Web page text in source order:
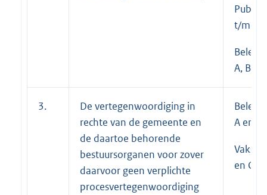
t/m E;
A, B en
3.
De vertegenwoordiging in
rechte van de gemeente en
de daartoe behorende
bestuursorganen voor zover
daarvoor geen verplichte
procesvertegenwoordiging
A en B;
en C